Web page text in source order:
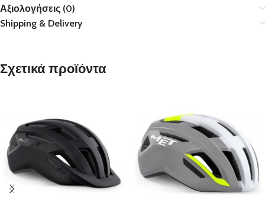
Αξιολογήσεις (0)
Shipping & Delivery
Σχετικά προϊόντα